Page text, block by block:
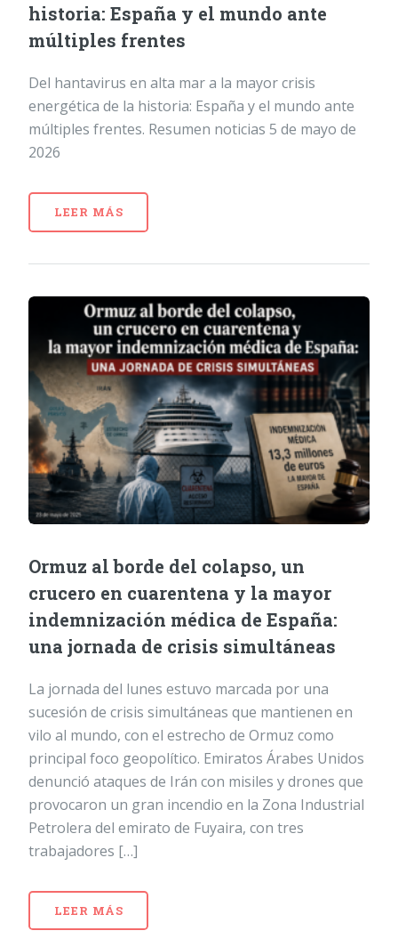
historia: España y el mundo ante
múltiples frentes
Del hantavirus en alta mar a la mayor crisis
energética de la historia: España y el mundo ante
múltiples frentes. Resumen noticias 5 de mayo de
2026
LEER MÁS
Ormuz al borde del colapso, un
crucero en cuarentena y la mayor
indemnización médica de España:
una jornada de crisis simultáneas
La jornada del lunes estuvo marcada por una
sucesión de crisis simultáneas que mantienen en
vilo al mundo, con el estrecho de Ormuz como
principal foco geopolítico. Emiratos Árabes Unidos
denunció ataques de Irán con misiles y drones que
provocaron un gran incendio en la Zona Industrial
Petrolera del emirato de Fuyaira, con tres
trabajadores […]
LEER MÁS